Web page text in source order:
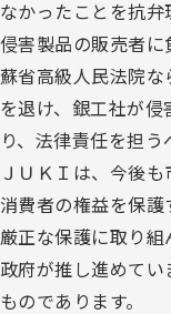
なかったことを抗
侵害製品の販売者
蘇省高級人民法院
を退け、銀工社が
り、法律責任を担う
ＪＵＫＩは、今後も
消費者の権益を保
厳正な保護に取り組
政府が推し進めて
ものであります。